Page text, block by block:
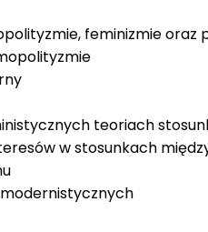
feminizmie oraz
teoriach
w stosunkach